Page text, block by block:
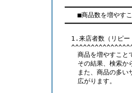
■商品数を増やすこ
1.来店者数（リピー
商品を増やすことで
その結果、検索から
また、商品の多いサ
広がります。